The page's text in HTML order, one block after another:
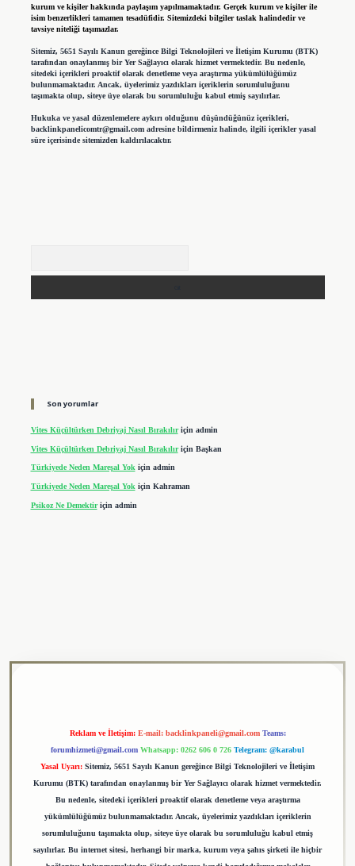
kurum ve kişiler hakkında paylaşım yapılmamaktadır. Gerçek kurum ve kişiler ile
isim benzerlikleri tamamen tesadüfidir. Sitemizdeki bilgiler taslak halindedir ve
tavsiye niteliği taşımazlar.
Sitemiz, 5651 Sayılı Kanun gereğince Bilgi Teknolojileri ve İletişim Kurumu (BTK)
tarafından onaylanmış bir Yer Sağlayıcı olarak hizmet vermektedir. Bu nedenle,
sitedeki içerikleri proaktif olarak denetleme veya araştırma yükümlülüğümüz
bulunmamaktadır. Ancak, üyelerimiz yazdıkları içeriklerin sorumluluğunu
taşımakta olup, siteye üye olarak bu sorumluluğu kabul etmiş sayılırlar.
Hukuka ve yasal düzenlemelere aykırı olduğunu düşündüğünüz içerikleri,
backlinkpanelicomtr@gmail.comadresine bildirmeniz halinde, ilgili içerikler yasal
süre içerisinde sitemizden kaldırılacaktır.
Son yorumlar
Vites Küçültürken Debriyaj Nasıl Bırakılıriçin admin
Vites Küçültürken Debriyaj Nasıl Bırakılıriçin Başkan
Türkiyede Neden Mareşal Yokiçin admin
Türkiyede Neden Mareşal Yok için Kahraman
Psikoz Ne Demektiriçin admin
Reklam ve İletişim: E-mail: backlinkpaneli@gmail.com Teams:
forumhizmeti@gmail.com Whatsapp: 0262 606 0 726 Telegram: @karabul
Yasal Uyarı: Sitemiz, 5651 Sayılı Kanun gereğince Bilgi Teknolojileri ve İletişim
Kurumu (BTK) tarafından onaylanmış bir Yer Sağlayıcı olarak hizmet vermektedir.
Bu nedenle, sitedeki içerikleri proaktif olarak denetleme veya araştırma
yükümlülüğümüz bulunmamaktadır. Ancak, üyelerimiz yazdıkları içeriklerin
sorumluluğunu taşımakta olup, siteye üye olarak bu sorumluluğu kabul etmiş
sayılırlar. Bu internet sitesi, herhangi bir marka, kurum veya şahıs şirketi ile hiçbir